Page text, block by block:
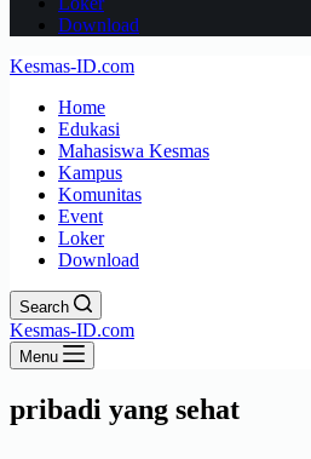
Download
Kesmas-ID.com
Home
Edukasi
Mahasiswa Kesmas
Kampus
Komunitas
Event
Loker
Download
Search
Kesmas-ID.com
Menu
pribadi yang sehat